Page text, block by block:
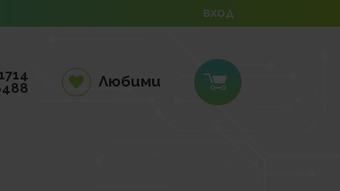
ВХОД
Любими